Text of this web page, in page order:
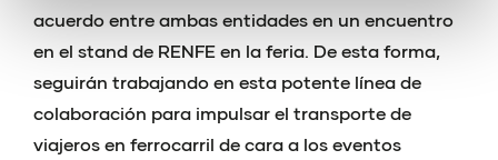
acuerdo entre ambas entidades en un encuentro
en el stand de RENFE en la feria. De esta forma,
seguirán trabajando en esta potente línea de
colaboración para impulsar el transporte de
viajeros en ferrocarril de cara a los eventos